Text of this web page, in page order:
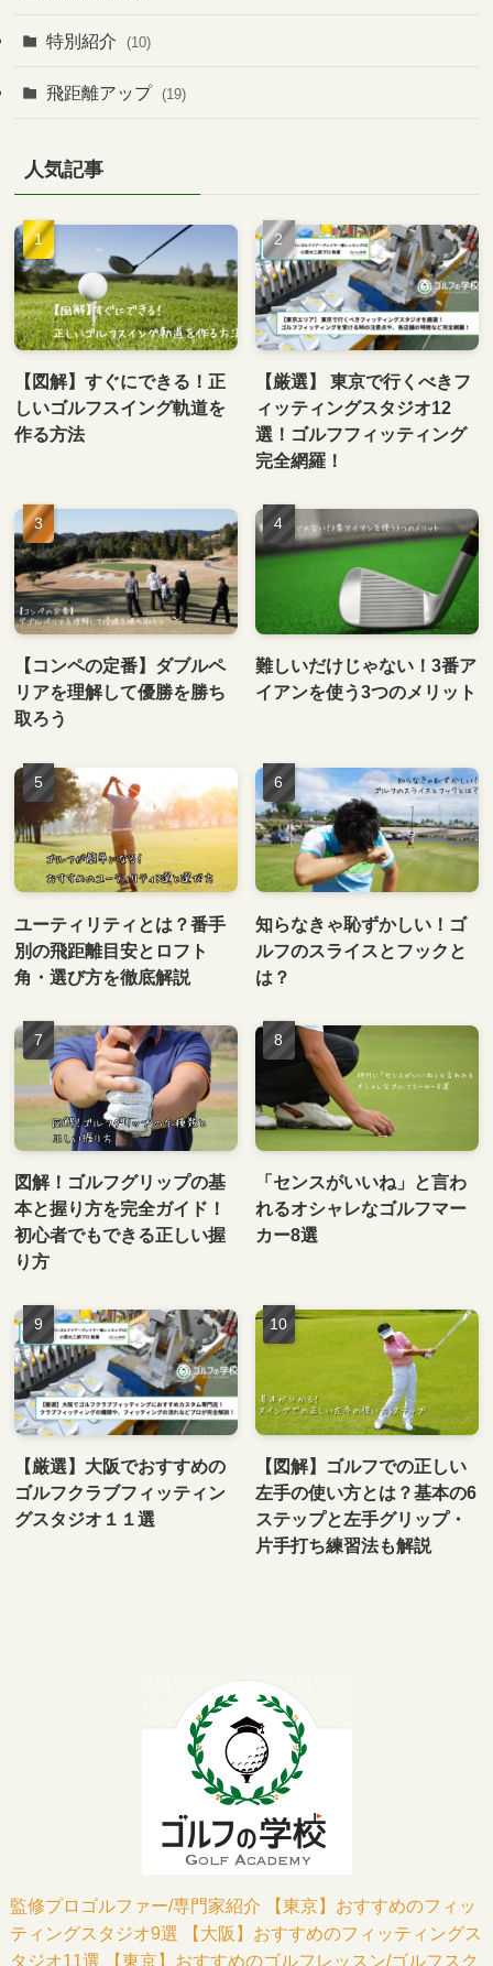
特別紹介 (10)
飛距離アップ (19)
人気記事
【図解】すぐにできる！正
しいゴルフスイング軌道を
作る方法
【厳選】 東京で行くべきフ
ィッティングスタジオ12
選！ゴルフフィッティング
完全網羅！
【コンペの定番】ダブルペ
リアを理解して優勝を勝ち
取ろう
難しいだけじゃない！3番ア
イアンを使う3つのメリット
ユーティリティとは？番手
別の飛距離目安とロフト
角・選び方を徹底解説
知らなきゃ恥ずかしい！ゴ
ルフのスライスとフックと
は？
図解！ゴルフグリップの基
本と握り方を完全ガイド！
初心者でもできる正しい握
り方
「センスがいいね」と言わ
れるオシャレなゴルフマー
カー8選
【厳選】大阪でおすすめの
ゴルフクラブフィッティン
グスタジオ１１選
【図解】ゴルフでの正しい
左手の使い方とは？基本の6
ステップと左手グリップ・
片手打ち練習法も解説
監修プロゴルファー/専門家紹介
【東京】おすすめのフィッ
ティングスタジオ9選
【大阪】おすすめのフィッティングス
タジオ11選
【東京】おすすめのゴルフレッスン/ゴルフスク